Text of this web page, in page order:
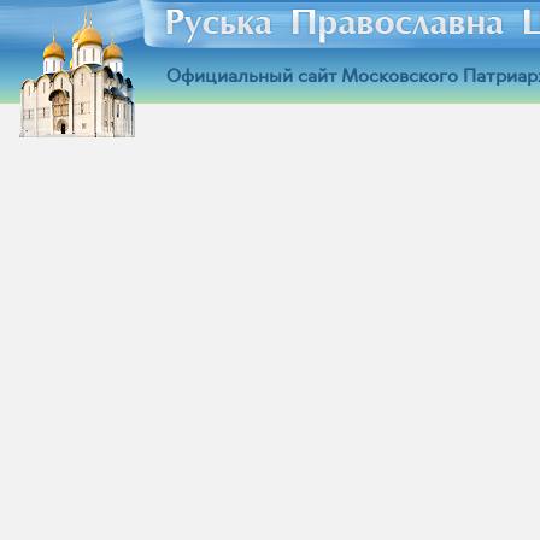
Официальный сайт Московского